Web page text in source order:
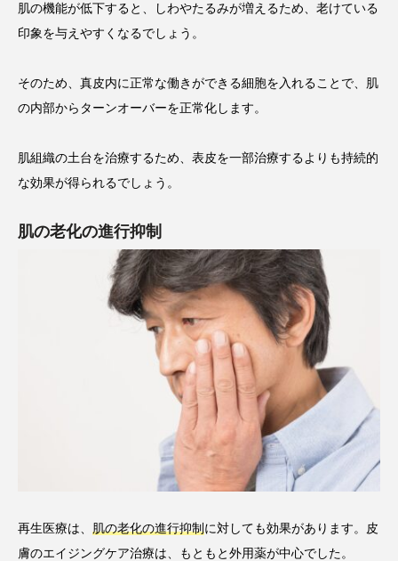
肌の機能が低下すると、しわやたるみが増えるため、老けている
印象を与えやすくなるでしょう。
そのため、真皮内に正常な働きができる細胞を入れることで、肌
の内部からターンオーバーを正常化します。
肌組織の土台を治療するため、表皮を一部治療するよりも持続的
な効果が得られるでしょう。
肌の老化の進行抑制
再生医療は、 肌の老化の進行抑制 に対しても効果があります。皮
膚のエイジングケア治療は、もともと外用薬が中心でした。